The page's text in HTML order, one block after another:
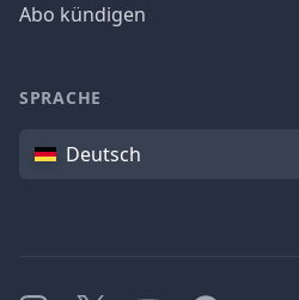
Abo kündigen
SPRACHE
SpracheDeutsch